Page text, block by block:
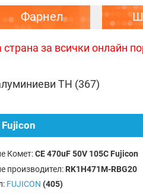
Фарнел
страна за всички онлайн
TH (367)
Fujicon
Комет:CE 470uF 50V 105C Fujicon
производител: RK1H471M-RBG20
FUJICON (405)